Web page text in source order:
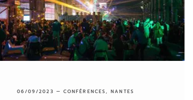
06/09/2023 — CONFÉRENCES,NANTES